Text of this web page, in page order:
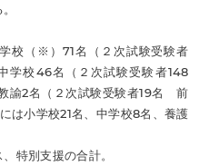
校（※）71名（２次試験受験者
学校46名（２次試験受験者148
諭2名（２次試験受験者19名 前
は小学校21名、中学校8名、養護
特別支援の合計。